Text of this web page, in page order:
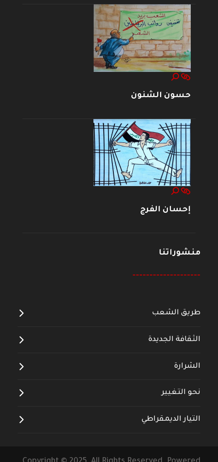
حسون الشنون
إحسان الفرج
منشوراتنا
--------------------
طريق الشعب
الثقافة الجديدة
الشرارة
نحو التغيير
التيار الديمقراطي